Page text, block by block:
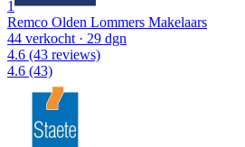
1
Remco Olden Lommers Makelaars
44 verkocht · 29 dgn
4.6 (43 reviews)
4.6 (43)